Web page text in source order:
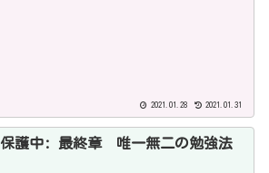
2021.01.28 2021.01.31
保護中: 最終章 唯一無二の勉強法